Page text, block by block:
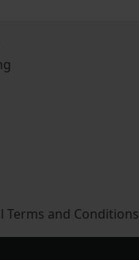
Terms and Conditions